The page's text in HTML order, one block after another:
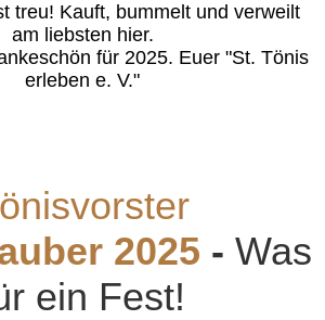
treu! Kauft, bummelt und verweilt
am liebsten hier.
für 2025. Euer "St. Tönis
erleben e. V."
2025 - Was
ein Fest!